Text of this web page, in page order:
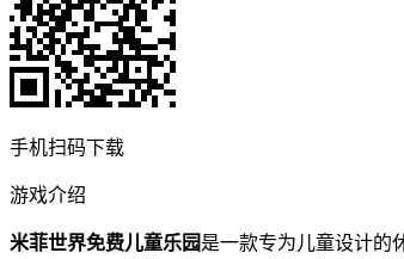
手机扫码下载
游戏介绍
米菲世界免费儿童乐园是一款专为儿童设计的